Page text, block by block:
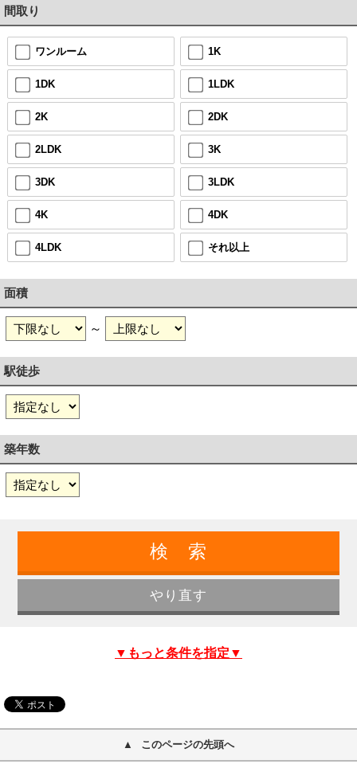
間取り
ワンルーム 1K
1DK 1LDK
2K 2DK
2LDK 3K
3DK 3LDK
4K 4DK
4LDK それ以上
面積
～
駅徒歩
築年数
▼もっと条件を指定▼
このページの先頭へ